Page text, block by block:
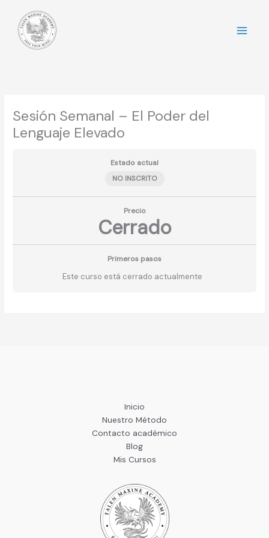
contenido
Sesión Semanal – El Poder del
Lenguaje Elevado
Estado actual
NO INSCRITO
Precio
Cerrado
Primeros pasos
Este curso está cerrado actualmente
Inicio
Nuestro Método
Contacto académico
Blog
Mis Cursos